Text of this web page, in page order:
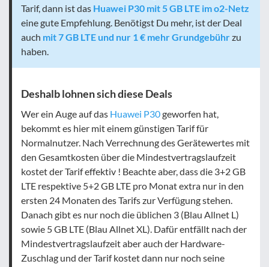
Tarif, dann ist das Huawei P30 mit 5 GB LTE im o2-Netz
eine gute Empfehlung. Benötigst Du mehr, ist der Deal
auch mit 7 GB LTE und nur 1 € mehr Grundgebührzu
haben.
Deshalb lohnen sich diese Deals
Wer ein Auge auf das Huawei P30geworfen hat,
bekommt es hier mit einem günstigen Tarif für
Normalnutzer. Nach Verrechnung des Gerätewertes mit
den Gesamtkosten über die Mindestvertragslaufzeit
kostet der Tarifeffektiv ! Beachte aber, dass die 3+2 GB
LTE respektive 5+2 GB LTE pro Monat extra nur in den
ersten 24 Monaten des Tarifs zur Verfügung stehen.
Danach gibt es nur noch die üblichen 3 (Blau Allnet L)
sowie 5 GB LTE (Blau Allnet XL). Dafür entfällt nach der
Mindestvertragslaufzeit aber auch der Hardware-
Zuschlag und der Tarif kostet dann nur noch seine